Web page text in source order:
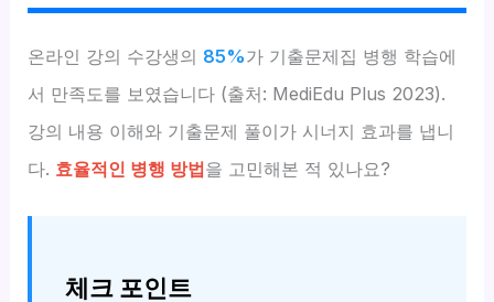
온라인 강의 수강생의 85%가 기출문제집 병행 학습에
서 만족도를 보였습니다 (출처: MediEdu Plus 2023).
강의 내용 이해와 기출문제 풀이가 시너지 효과를 냅니
다. 효율적인 병행 방법을 고민해본 적 있나요?
체크 포인트